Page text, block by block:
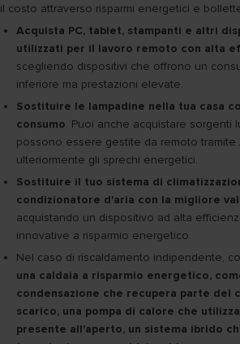
il costo attraverso risparmi energetici e
Acquista PC, tablet, stampanti e altri
utilizzati per il lavoro remoto con alta
scegliendo dispositivi che offrono un
inferiore ma prestazioni elevate.
Sostituire le lampadine nella tua casa
consumo. Puoi anche acquistare sorgenti
possono essere gestite da remoto tramite
ulteriormente gli sprechi energetici.
Sostituire il tuo sistema di
condizionatore d'aria con la migliore
acquistando un dispositivo ad alta
innovative a risparmio energetico.
Nel caso di riscaldamento indipendente,
una caldaia a risparmio energetico,
condensazione che recupera parte del
scarico, una pompa di calore che
presente all'aperto, un sistema ibrido